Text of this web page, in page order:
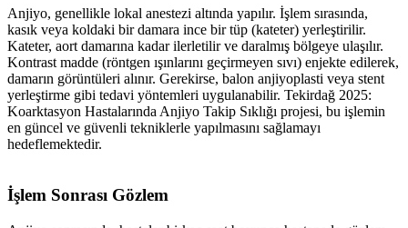
Anjiyo, genellikle lokal anestezi altında yapılır. İşlem sırasında,
kasık veya koldaki bir damara ince bir tüp (kateter) yerleştirilir.
Kateter, aort damarına kadar ilerletilir ve daralmış bölgeye ulaşılır.
Kontrast madde (röntgen ışınlarını geçirmeyen sıvı) enjekte edilerek,
damarın görüntüleri alınır. Gerekirse, balon anjiyoplasti veya stent
yerleştirme gibi tedavi yöntemleri uygulanabilir. Tekirdağ 2025:
Koarktasyon Hastalarında Anjiyo Takip Sıklığı projesi, bu işlemin
en güncel ve güvenli tekniklerle yapılmasını sağlamayı
hedeflemektedir.
İşlem Sonrası Gözlem